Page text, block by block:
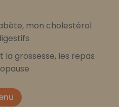
mon cholestérol
la grossesse, les repas